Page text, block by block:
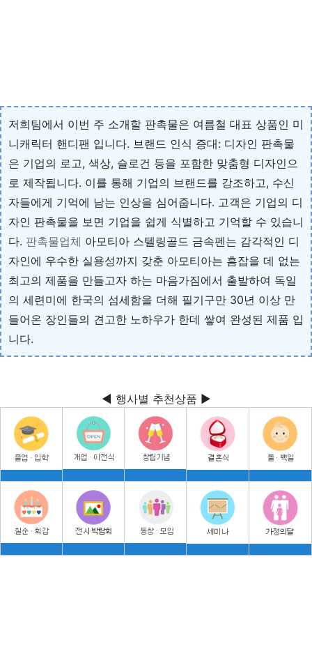
저희팀에서 이번 주 소개할 판촉물은 여름철 대표 상품인 미
니캐릭터 핸디팬 입니다. 브랜드 인식 증대: 디자인 판촉물
은 기업의 로고, 색상, 슬로건 등을 포함한 맞춤형 디자인으
로 제작됩니다. 이를 통해 기업의 브랜드를 강조하고, 수신
자들에게 기억에 남는 인상을 심어줍니다. 고객은 기업의 디
자인 판촉물을 보면 기업을 쉽게 식별하고 기억할 수 있습니
다. 판촉물업체 아모티아 스텔링골드 금속펜는 감각적인 디
자인에 우수한 실용성까지 갖춘 아모티아는 흠잡을 데 없는
최고의 제품을 만들고자 하는 마음가짐에서 출발하여 독일
의 세련미에 한국의 섬세함을 더해 필기구만 30년 이상 만
들어온 장인들의 견고한 노하우가 한데 쌓여 완성된 제품 입
니다.
◀ 행사별 추천상품 ▶